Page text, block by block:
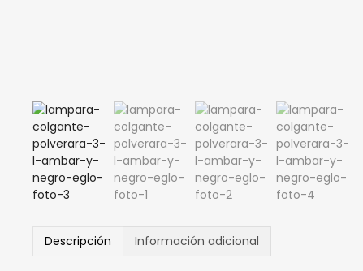
Descripción Información adicional